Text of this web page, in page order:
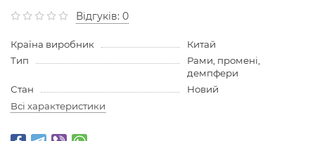
Відгуків: 0
Країна виробник
Китай
Тип
Рами, промені,
демпфери
Стан
Новий
Всі характеристики